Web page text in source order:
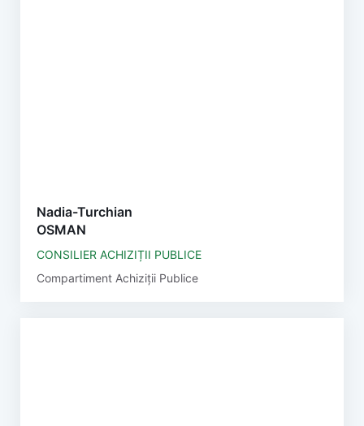
Nadia-Turchian
OSMAN
CONSILIER ACHIZIȚII PUBLICE
Compartiment Achiziții Publice